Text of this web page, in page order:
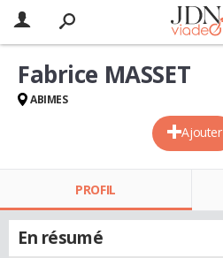
Ajouter
Fabrice MASSET
ABIMES
PROFIL
En résumé